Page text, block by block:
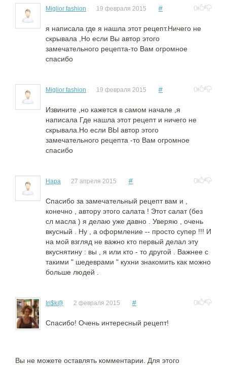
Miglior fashion 19 февраля 2015 # 0
я написала где я нашла этот рецепт.Ничего не
скрывала ,Но если Вы автор этого
замечательного рецепта-то Вам огромное
спасибо
Miglior fashion 19 февраля 2015 # 0
Извините ,но кажется в самом начале ,я
написала Где нашла этот рецепт и ничего не
скрывала.Но если ВЫ автор этого
замечательного рецепта -то Вам огромное
спасибо
Нара 27 апреля 2015 # 0
Спасибо за замечательный рецепт вам и ,
конечно , автору этого салата ! Этот салат (без
сл масла ) я делаю уже давно . Уверяю , очень
вкусный . Ну , а оформление -- просто супер !!! И
на мой взгляд не важно кто первый делал эту
вкуснятину : вы , я или кто - то другой . Важнее с
такими " шедеврами " кухни знакомить как можно
больше людей .
Iri$k@ 2 февраля 2015 # 0
Спасибо! Очень интересный рецепт!
Вы не можете оставлять комментарии. Для этого